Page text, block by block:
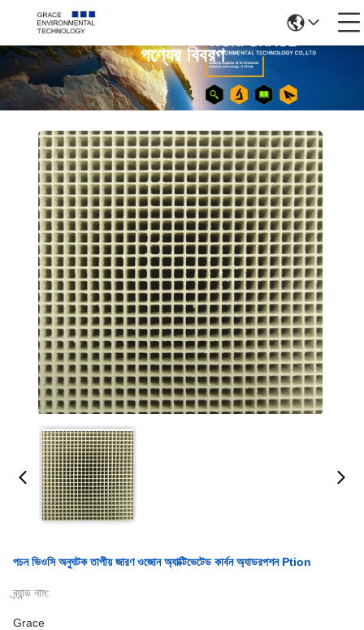
পণ্যের বিবরণ
পচন ভিওসি অনুঘটক তাপীয় জারণ ওজোন অ্যাক্টিভেটেড কার্বন অ্যাডরপশন Ption
ব্র্যান্ড নাম:
Grace